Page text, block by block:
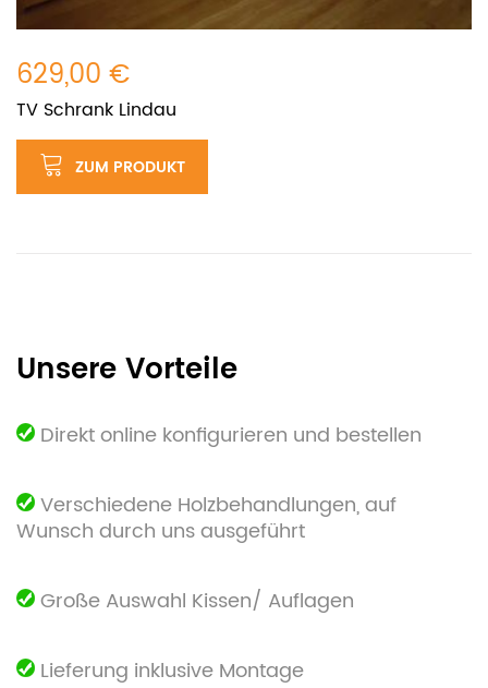
629,00 €
TV Schrank Lindau
ZUM PRODUKT
Unsere Vorteile
Direkt online konfigurieren und bestellen
Verschiedene Holzbehandlungen, auf
Wunsch durch uns ausgeführt
Große Auswahl Kissen/ Auflagen
Lieferung inklusive Montage